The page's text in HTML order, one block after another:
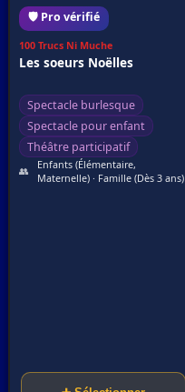
🛡️ Pro vérifié
100 Trucs Ni Muche
Les soeurs Noëlles
Spectacle burlesque
Spectacle pour enfant
Théâtre participatif
👥
Enfants (Élémentaire,
Maternelle) · Famille (Dès 3 ans)